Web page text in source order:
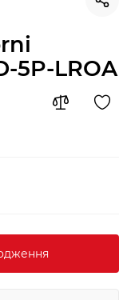
5P-LROA